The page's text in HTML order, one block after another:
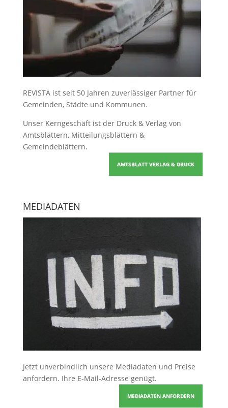
REVISTA ist seit 50 Jahren zuverlässiger Partner für
Gemeinden, Städte und Kommunen.
Unser Kerngeschäft ist der Druck & Verlag von
Amtsblättern, Mitteilungsblättern &
Gemeindeblättern.
AMTSBLATT VERLAG & DRUCK
MEDIADATEN
Jetzt unverbindlich unsere Mediadaten und Preise
anfordern. Ihre E-Mail-Adresse genügt.
MEDIADATEN ANFORDERN